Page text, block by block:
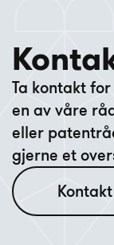
Ta kontakt
en av våre
eller
gjerne et